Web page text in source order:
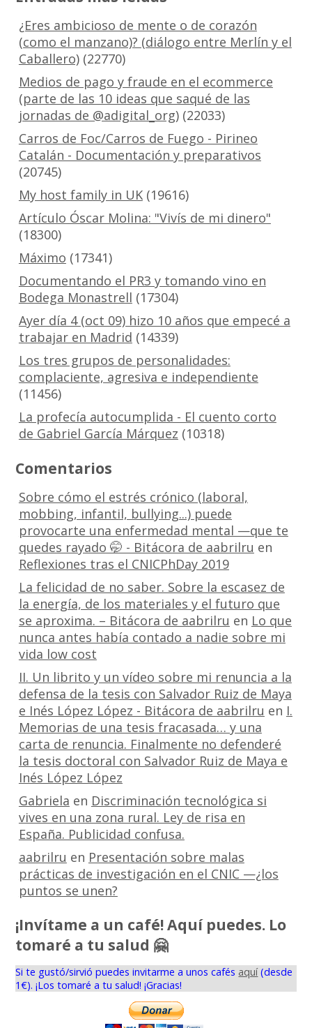
¿Eres ambicioso de mente o de corazón
(como el manzano)? (diálogo entre Merlín y el
Caballero)(22770)
Medios de pago y fraude en el ecommerce
(parte de las 10 ideas que saqué de las
jornadas de @adigital_org)(22033)
Carros de Foc/Carros de Fuego - Pirineo
Catalán - Documentación y preparativos
(20745)
My host family in UK(19616)
Artículo Óscar Molina: "Vivís de mi dinero"
(18300)
Máximo (17341)
Documentando el PR3 y tomando vino en
Bodega Monastrell (17304)
Ayer día 4 (oct 09) hizo 10 años que empecé a
trabajar en Madrid (14339)
Los tres grupos de personalidades:
complaciente, agresiva e independiente
(11456)
La profecía autocumplida - El cuento corto
de Gabriel García Márquez (10318)
Comentarios
Sobre cómo el estrés crónico (laboral,
mobbing, infantil, bullying...) puede
provocarte una enfermedad mental —que te
quedes rayado 🤭 - Bitácora de aabrilru en
Reflexiones tras el CNICPhDay 2019
La felicidad de no saber. Sobre la escasez de
la energía, de los materiales y el futuro que
se aproxima. – Bitácora de aabrilru en Lo que
nunca antes había contado a nadie sobre mi
vida low cost
II. Un librito y un vídeo sobre mi renuncia a la
defensa de la tesis con Salvador Ruiz de Maya
e Inés López López - Bitácora de aabrilru en I.
Memorias de una tesis fracasada… y una
carta de renuncia. Finalmente no defenderé
la tesis doctoral con Salvador Ruiz de Maya e
Inés López López
Gabriela en Discriminación tecnológica si
vives en una zona rural. Ley de risa en
España. Publicidad confusa.
aabrilru en Presentación sobre malas
prácticas de investigación en el CNIC —¿los
puntos se unen?
¡Invítame a un café! Aquí puedes. Lo
tomaré a tu salud 🤗
Si te gustó/sirvió puedes invitarme a unos cafés aquí(desde
1€). ¡Los tomaré a tu salud! ¡Gracias!